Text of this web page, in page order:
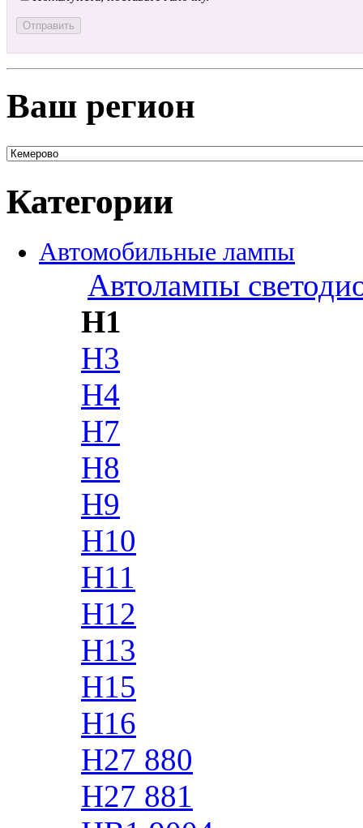
Ваш регион
Категории
Автомобильные лампы
Автолампы
H1
H3
H4
H7
H8
H9
H10
H11
H12
H13
H15
H16
H27 880
H27 881